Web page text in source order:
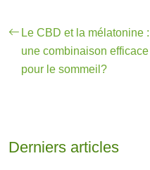
Le CBD et la mélatonine :
une combinaison efficace
pour le sommeil?
Derniers articles